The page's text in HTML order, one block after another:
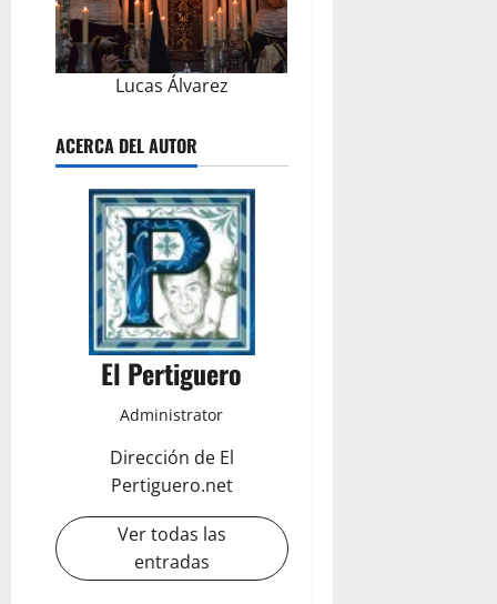
Lucas Álvarez
ACERCA DEL AUTOR
El Pertiguero
Administrator
Dirección de El
Pertiguero.net
Ver todas las
entradas